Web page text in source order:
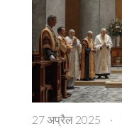
27 अप्रैल 2025 ·